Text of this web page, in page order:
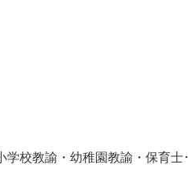
校教諭・幼稚園教諭・保育士･